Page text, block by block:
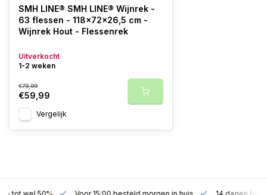
SMH LINE® SMH LINE® Wijnrek -
63 flessen - 118x72x26,5 cm -
Wijnrek Hout - Flessenrek
Uitverkocht
1-2 weken
€79,99
€59,99
Vergelijk